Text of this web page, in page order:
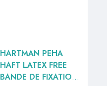
HARTMAN PEHA
HAFT LATEX FREE
BANDE DE FIXATION